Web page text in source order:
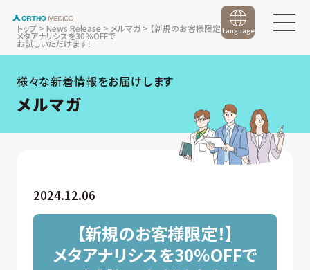
トップ> News Release > メルマガ> 【新規のお客様限定！】
メタアナリシスを30％OFFで
お試しいただけます！
Language
様々な新着情報をお届けします
メルマガ
2024.12.06
【新規のお客様限定！】
メタアナリシスを30％OFFで